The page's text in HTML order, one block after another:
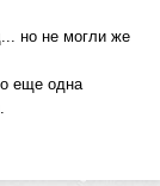
но не могли же
еще одна